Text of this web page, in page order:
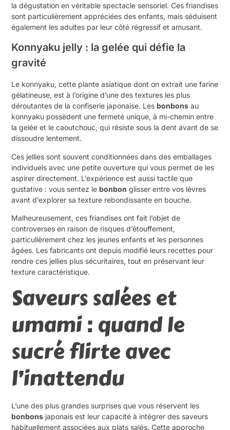
la dégustation en véritable spectacle sensoriel. Ces friandises
sont particulièrement appréciées des enfants, mais séduisent
également les adultes par leur côté régressif et amusant.
Konnyaku jelly : la gelée qui défie la
gravité
Le konnyaku, cette plante asiatique dont on extrait une farine
gélatineuse, est à l’origine d’une des textures les plus
déroutantes de la confiserie japonaise. Lesbonbons au
konnyaku possèdent une fermeté unique, à mi-chemin entre
la gelée et le caoutchouc, qui résiste sous la dent avant de se
dissoudre lentement.
Ces jellies sont souvent conditionnées dans des emballages
individuels avec une petite ouverture qui vous permet de les
aspirer directement. L’expérience est aussi tactile que
gustative : vous sentez lebonbon glisser entre vos lèvres
avant d’explorer sa texture rebondissante en bouche.
Malheureusement, ces friandises ont fait l’objet de
controverses en raison de risques d’étouffement,
particulièrement chez les jeunes enfants et les personnes
âgées. Les fabricants ont depuis modifié leurs recettes pour
rendre ces jellies plus sécuritaires, tout en préservant leur
texture caractéristique.
Saveurs salées et
umami : quand le
sucré flirte avec
l’inattendu
L’une des plus grandes surprises que vous réservent les
bonbons japonais est leur capacité à intégrer des saveurs
habituellement associées aux plats salés. Cette approche